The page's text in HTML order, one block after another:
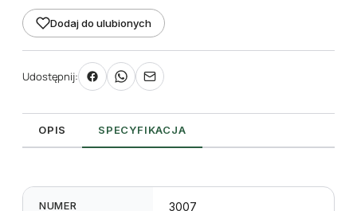
x
57
mm
(2500
Dodaj do ulubionych
Udostępnij:
OPIS SPECYFIKACJA
NUMER
3007